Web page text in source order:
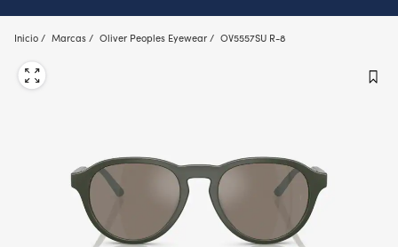
Inicio Marcas Oliver Peoples Eyewear OV5557SU R-8